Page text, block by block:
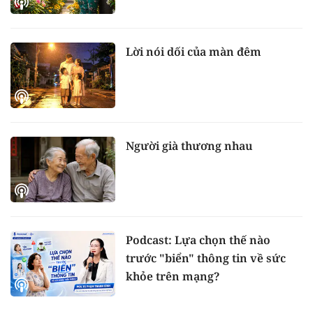
Lời nói dối của màn đêm
Người già thương nhau
Podcast: Lựa chọn thế nào
trước "biển" thông tin về sức
khỏe trên mạng?